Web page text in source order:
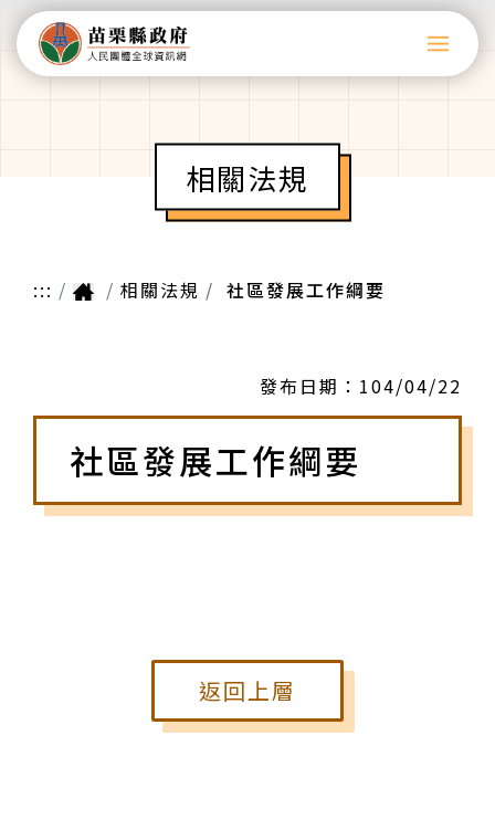
相關法規
::: 相關法規 社區發展工作綱要
發布日期： 104/04/22
社區發展工作綱要
返回上層